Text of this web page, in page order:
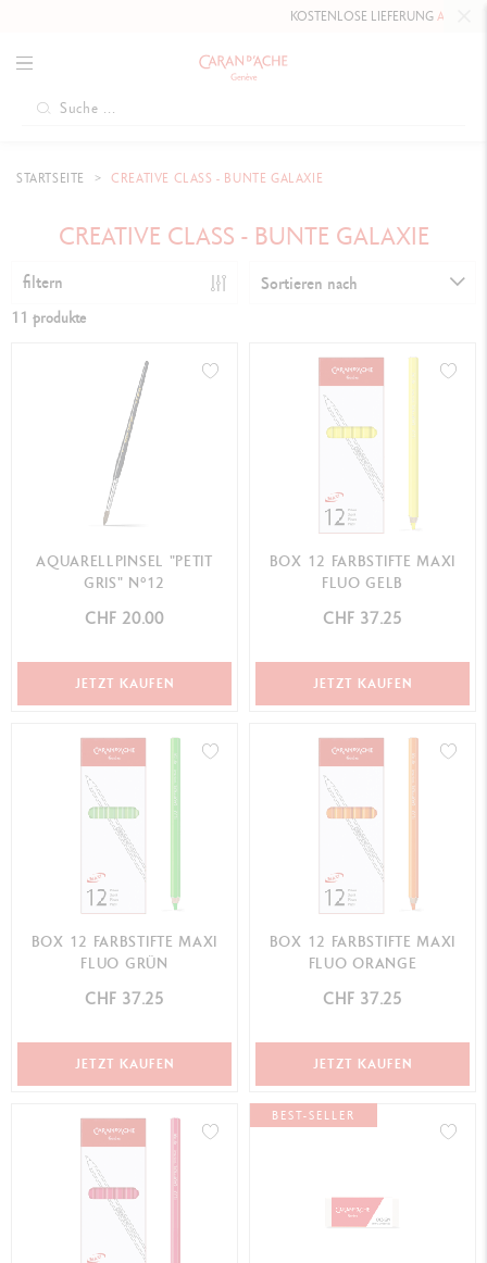
KOSTENLOSE LIEFERUNGAB 80 CHF
STARTSEITE CREATIVE CLASS - BUNTE GALAXIE
CREATIVE CLASS - BUNTE GALAXIE
filtern Sortieren nach
11 produkte
AQUARELLPINSEL "PETIT
GRIS" N°12
CHF 20.00
JETZT KAUFEN
BOX 12 FARBSTIFTE MAXI
FLUO GELB
CHF 37.25
JETZT KAUFEN
BOX 12 FARBSTIFTE MAXI
FLUO GRÜN
CHF 37.25
JETZT KAUFEN
BOX 12 FARBSTIFTE MAXI
FLUO ORANGE
CHF 37.25
JETZT KAUFEN
BEST-SELLER